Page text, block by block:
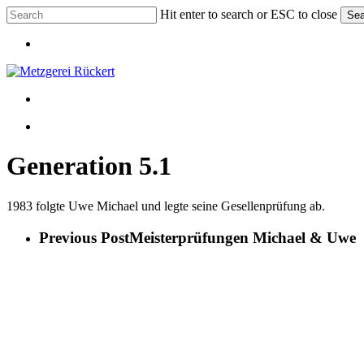
Skip
to
main
Hit enter to search or ESC to close
Search
Menu
Generation 5.1
1983 folgte Uwe Michael und legte seine Gesellenprüfung ab.
Previous PostMeisterprüfungen Michael & Uwe